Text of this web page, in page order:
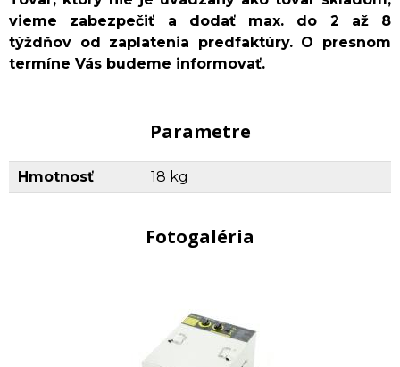
vieme zabezpečiť a dodať max. do 2 až 8
týždňov od zaplatenia predfaktúry. O presnom
termíne Vás budeme informovať.
Parametre
Hmotnosť 18 kg
Fotogaléria